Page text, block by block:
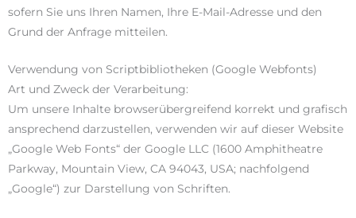
sofern Sie uns Ihren Namen, Ihre E-Mail-Adresse und den
Grund der Anfrage mitteilen.
Verwendung von Scriptbibliotheken (Google Webfonts)
Art und Zweck der Verarbeitung:
Um unsere Inhalte browserübergreifend korrekt und grafisch
ansprechend darzustellen, verwenden wir auf dieser Website
„Google Web Fonts“ der Google LLC (1600 Amphitheatre
Parkway, Mountain View, CA 94043, USA; nachfolgend
„Google“) zur Darstellung von Schriften.